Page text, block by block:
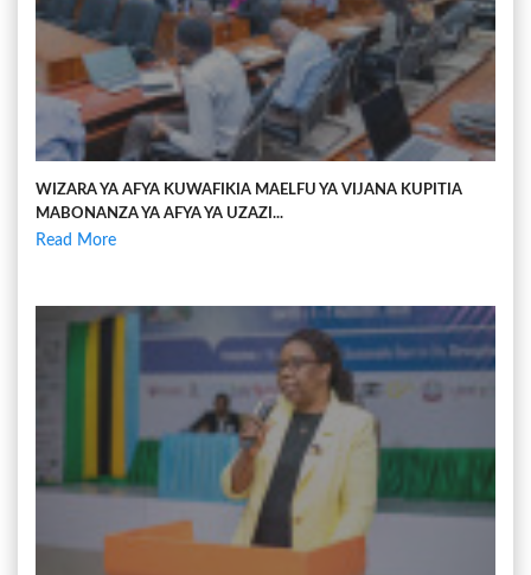
WIZARA YA AFYA KUWAFIKIA MAELFU YA VIJANA KUPITIA
MABONANZA YA AFYA YA UZAZI...
Read More